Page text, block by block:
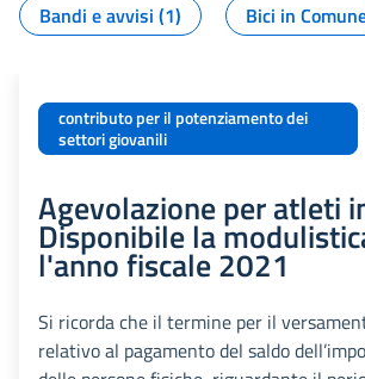
Bandi e avvisi (1)
Bici in
contributo per il potenziamento dei
settori giovanili
Agevolazione per atleti
Disponibile la
l'anno fiscale 2021
Si ricorda che il termine per il
relativo al pagamento del saldo